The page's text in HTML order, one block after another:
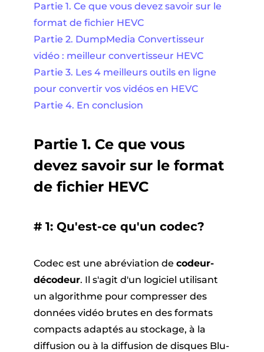
Partie 1. Ce que vous devez savoir sur le
format de fichier HEVC
Partie 2. DumpMedia Convertisseur
vidéo : meilleur convertisseur HEVC
Partie 3. Les 4 meilleurs outils en ligne
pour convertir vos vidéos en HEVC
Partie 4. En conclusion
Partie 1. Ce que vous
devez savoir sur le format
de fichier HEVC
# 1: Qu'est-ce qu'un codec?
Codec est une abréviation de codeur-
décodeur. Il s'agit d'un logiciel utilisant
un algorithme pour compresser des
données vidéo brutes en des formats
compacts adaptés au stockage, à la
diffusion ou à la diffusion de disques Blu-